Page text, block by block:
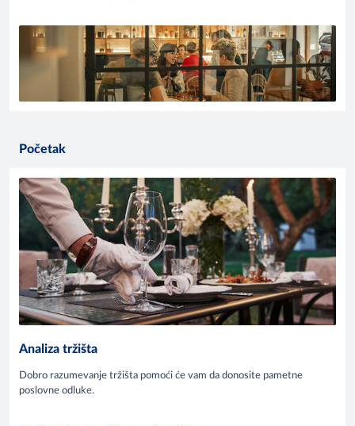
Početak
Analiza tržišta
Dobro razumevanje tržišta pomoći će vam da donosite pametne
poslovne odluke.